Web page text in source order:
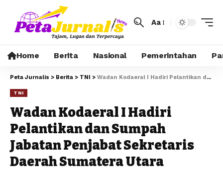
Aa
Home Berita Nasional Pemerintahan
Peta Jurnalis > Berita > TNI > Wadan Kodaeral I Hadiri Pelantikan dan Sumpah Jabatan Penjabat Sekretaris Daerah Sumatera Utara
TNI
Wadan Kodaeral I Hadiri
Pelantikan dan Sumpah
Jabatan Penjabat Sekretaris
Daerah Sumatera Utara